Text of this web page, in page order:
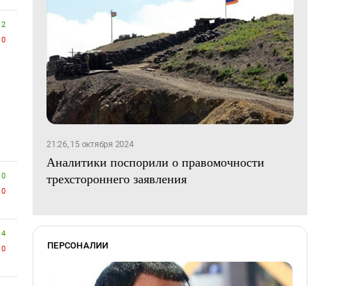
2
0
0
0
4
0
21:26, 15 октября 2024
Аналитики поспорили о правомочности
трехстороннего заявления
ПЕРСОНАЛИИ